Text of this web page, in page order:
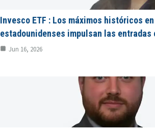
Invesco ETF : Los máximos históricos
estadounidenses impulsan las entradas
Jun 16, 2026